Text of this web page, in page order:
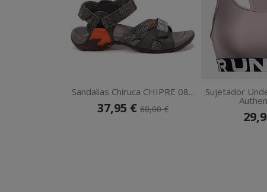
Sandalias Chiruca CHIPRE 08...
37,95 € 60,00 €
Sujetador